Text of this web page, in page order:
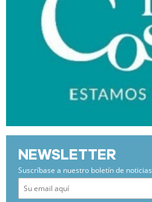
NEWSLETTER
Suscríbase a nuestro boletín de noticias